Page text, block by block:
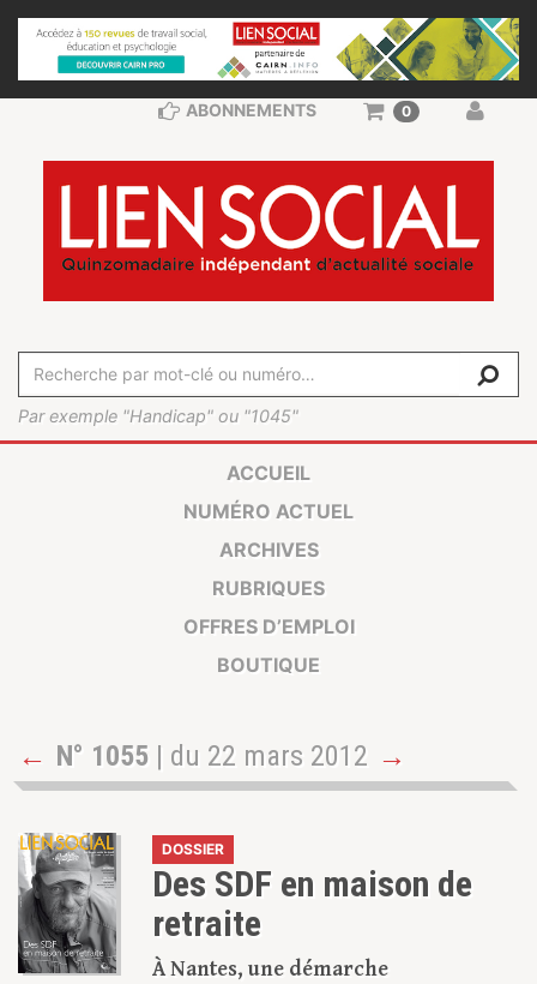
Par exemple "Handicap" ou "1045"
ABONNEMENTS 0
ACCUEIL
NUMÉRO ACTUEL
ARCHIVES
RUBRIQUES
OFFRES D’EMPLOI
BOUTIQUE
← N° 1055 | du 22 mars 2012 →
DOSSIER
Des SDF en maison de
retraite
À Nantes, une démarche